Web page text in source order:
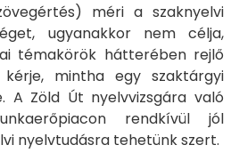
méri a szaknyelvi
ugyanakkor nem célja,
témakörök hátterében rejlő
mintha egy szaktárgyi
A Zöld Út nyelvvizsgára való
rendkívül jól
nyelvtudásra tehetünk szert.